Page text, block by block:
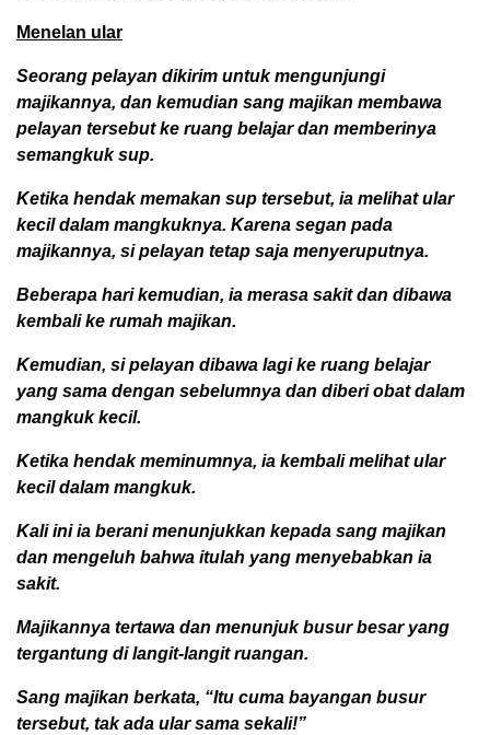
Menelan ular
Seorang pelayan dikirim untuk mengunjungi
majikannya, dan kemudian sang majikan membawa
pelayan tersebut ke ruang belajar dan memberinya
semangkuk sup.
Ketika hendak memakan sup tersebut, ia melihat ular
kecil dalam mangkuknya. Karena segan pada
majikannya, si pelayan tetap saja menyeruputnya.
Beberapa hari kemudian, ia merasa sakit dan dibawa
kembali ke rumah majikan.
Kemudian, si pelayan dibawa lagi ke ruang belajar
yang sama dengan sebelumnya dan diberi obat dalam
mangkuk kecil.
Ketika hendak meminumnya, ia kembali melihat ular
kecil dalam mangkuk.
Kali ini ia berani menunjukkan kepada sang majikan
dan mengeluh bahwa itulah yang menyebabkan ia
sakit.
Majikannya tertawa dan menunjuk busur besar yang
tergantung di langit-langit ruangan.
Sang majikan berkata, “Itu cuma bayangan busur
tersebut, tak ada ular sama sekali!”